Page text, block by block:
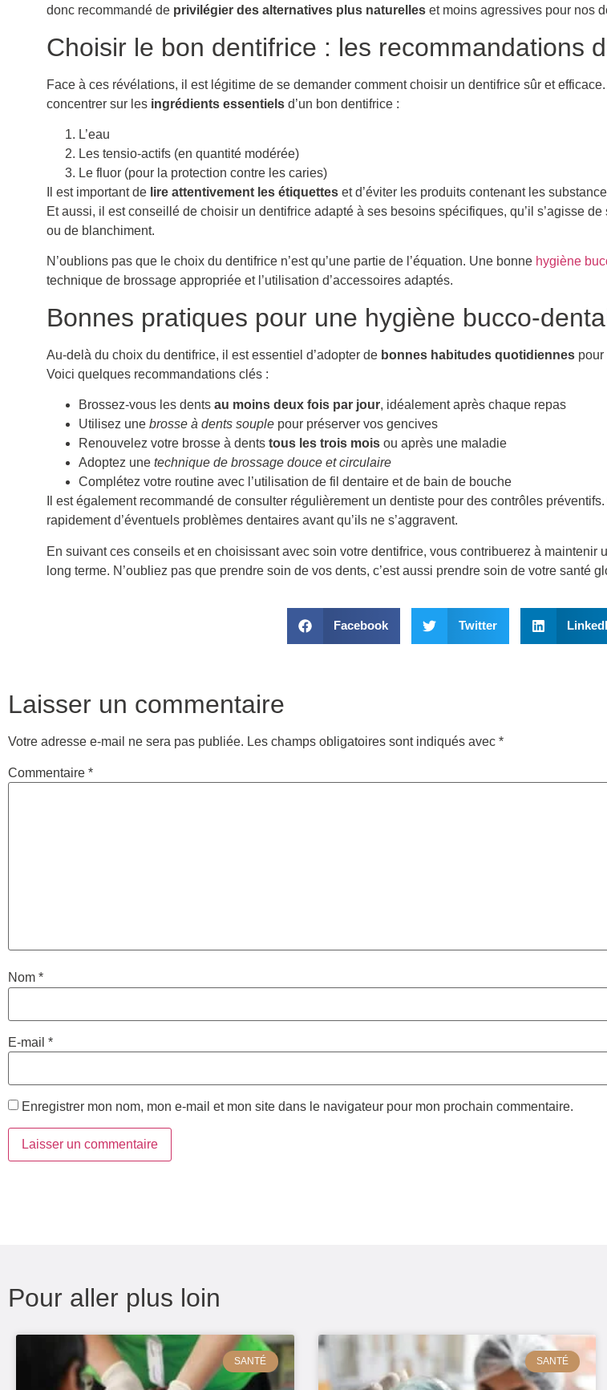
donc recommandé de privilégier des alternatives plus naturelles et moins agressives pour nos
Choisir le bon dentifrice : les recommandations
Face à ces révélations, il est légitime de se demander comment choisir un dentifrice sûr et
concentrer sur les ingrédients essentiels d’un bon dentifrice :
L’eau
Les tensio-actifs (en quantité modérée)
Le fluor (pour la protection contre les caries)
Il est important de lire attentivement les étiquettes et d’éviter les produits contenant les
Et aussi, il est conseillé de choisir un dentifrice adapté à ses besoins spécifiques, qu’il s’agisse
ou de blanchiment.
N’oublions pas que le choix du dentifrice n’est qu’une partie de l’équation. Une bonne hygiène
technique de brossage appropriée et l’utilisation d’accessoires adaptés.
Bonnes pratiques pour une hygiène bucco-
Au-delà du choix du dentifrice, il est essentiel d’adopter de bonnes habitudes quotidiennes pour
Voici quelques recommandations clés :
Brossez-vous les dents au moins deux fois par jour, idéalement après chaque repas
Utilisez une brosse à dents souple pour préserver vos gencives
Renouvelez votre brosse à dents tous les trois mois ou après une maladie
Adoptez une technique de brossage douce et circulaire
Complétez votre routine avec l’utilisation de fil dentaire et de bain de bouche
Il est également recommandé de consulter régulièrement un dentiste pour des contrôles
rapidement d’éventuels problèmes dentaires avant qu’ils ne s’aggravent.
En suivant ces conseils et en choisissant avec soin votre dentifrice, vous contribuerez à maintenir
long terme. N’oubliez pas que prendre soin de vos dents, c’est aussi prendre soin de votre santé
Facebook Twitter
Laisser un commentaire
Votre adresse e-mail ne sera pas publiée. Les champs obligatoires sont indiqués avec *
Commentaire *
Nom *
E-mail *
Enregistrer mon nom, mon e-mail et mon site dans le navigateur pour mon prochain commentaire.
Pour aller plus loin
SANTÉ SANTÉ